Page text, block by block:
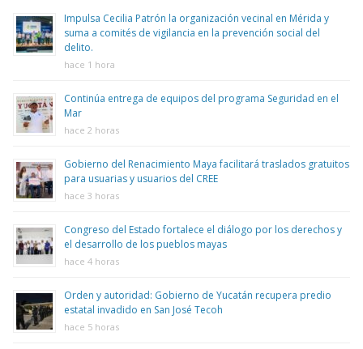
Impulsa Cecilia Patrón la organización vecinal en Mérida y
suma a comités de vigilancia en la prevención social del
delito.
hace 1 hora
Continúa entrega de equipos del programa Seguridad en el
Mar
hace 2 horas
Gobierno del Renacimiento Maya facilitará traslados gratuitos
para usuarias y usuarios del CREE
hace 3 horas
Congreso del Estado fortalece el diálogo por los derechos y
el desarrollo de los pueblos mayas
hace 4 horas
Orden y autoridad: Gobierno de Yucatán recupera predio
estatal invadido en San José Tecoh
hace 5 horas